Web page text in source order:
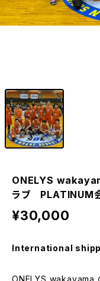
ONELYS
ラブ PLATINUM
¥30,000
International
ONELYS wakayama